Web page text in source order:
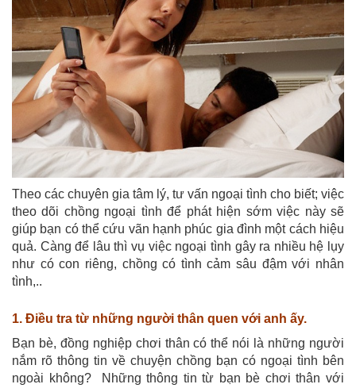
Theo các chuyên gia tâm lý, tư vấn ngoại tình cho biết; việc
theo dõi chồng ngoại tình để phát hiện sớm việc này sẽ
giúp bạn có thể cứu vãn hạnh phúc gia đình một cách hiệu
quả. Càng để lâu thì vụ việc ngoại tình gây ra nhiều hệ lụy
như có con riêng, chồng có tình cảm sâu đậm với nhân
tình,..
1. Điều tra từ những người thân quen với anh ấy.
Bạn bè, đồng nghiệp chơi thân có thể nói là những người
nắm rõ thông tin về chuyện chồng bạn có ngoại tình bên
ngoài không? Những thông tin từ bạn bè chơi thân với